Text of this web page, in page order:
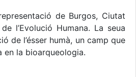
de Burgos, Ciutat
l’Evolució Humana. La seua
de l’ésser humà, un camp que
en la bioarqueologia.